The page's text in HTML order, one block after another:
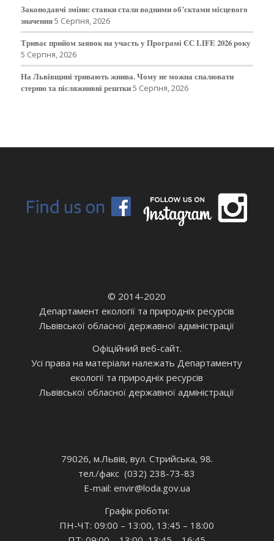
Законодавчі зміни: ставки стали водними об’єктами місцевого
значення5 Серпня, 2026
Триває прийом заявок на участь у Програмі ЄС LIFE 2026 року
5 Серпня, 2026
На Львівщині тривають жнива. Чому не можна спалювати
стерню та післяжнивні рештки5 Серпня, 2026
© 2014-2020
Департамент екології та природніх ресурсів
Львівської обласної державної адміністрації
Офіційний веб-сайт.
Усі права на матеріали належать Департаменту
екології та природніх ресурсів
Львівської обласної державної адміністрації
79026, м.Львів, вул. Стрийська, 98.
тел./факс (032) 238-73-83
E-mail: envir@loda.gov.ua
Графік роботи:
ПН-ЧТ: 09:00 – 13:00, 13:45 – 18:00